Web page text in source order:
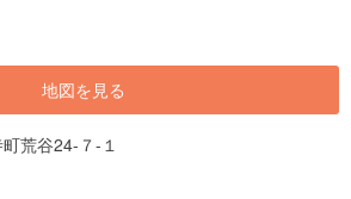
行は福井県にしてみてはいかがでしょ
地図を見る
荒谷24-７-１